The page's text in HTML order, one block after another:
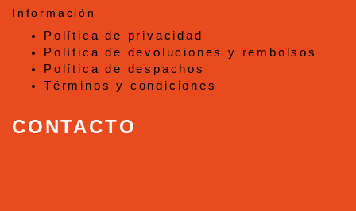
Información
Política de privacidad
Política de devoluciones y rembolsos
Política de despachos
Términos y condiciones
CONTACTO